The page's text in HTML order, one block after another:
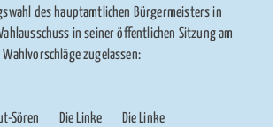
des hauptamtlichen Bürgermeisters in
in seiner öffentlichen Sitzung am
zugelassen:
Sören Die Linke Die Linke